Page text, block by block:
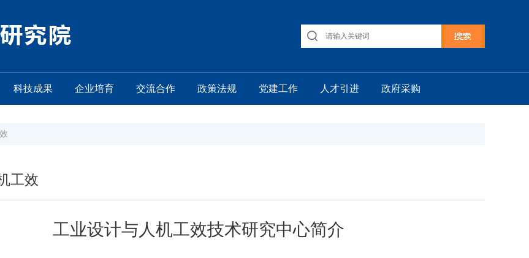
科技成果 企业培育 交流合作 政策法规 党建工作 人才引进 政府采购
工效
工业设计与人机工效技术研究中心简介